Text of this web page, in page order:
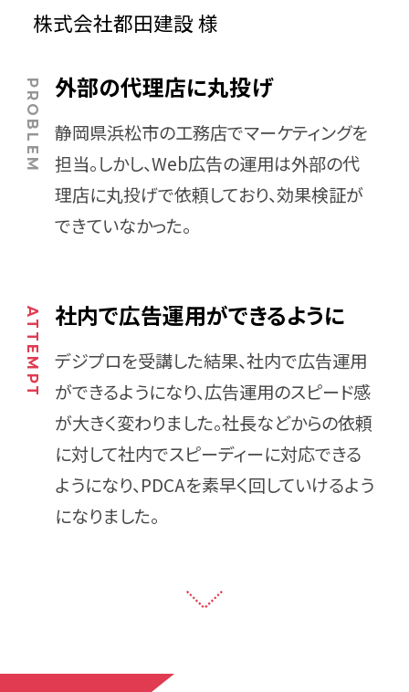
株式会社都田建設 様
外部の代理店に丸投げ
静岡県浜松市の工務店でマーケティングを
担当。しかし、Web広告の運用は外部の代
理店に丸投げで依頼しており、効果検証が
できていなかった。
社内で広告運用ができるように
デジプロを受講した結果、社内で広告運用
ができるようになり、広告運用のスピード感
が大きく変わりました。社長などからの依頼
に対して社内でスピーディーに対応できる
ようになり、PDCAを素早く回していけるよう
になりました。